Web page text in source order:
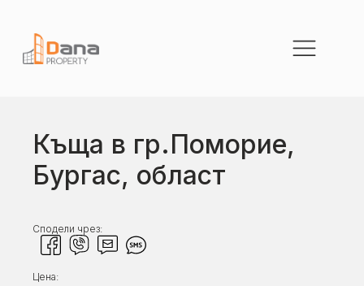
Къща в гр.Поморие,
Бургас, област
Сподели чрез:
Цена: